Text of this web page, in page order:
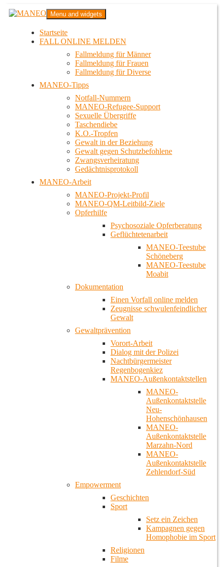
Zum
InhaltMANEO
Das schwule Anti-Gewalt-Projekt in Berlin
Menu and widgets
Startseite
FALL ONLINE MELDEN
Fallmeldung für Männer
Fallmeldung für Frauen
Fallmeldung für Diverse
MANEO-Tipps
Notfall-Nummern
MANEO-Refugee-Support
Sexuelle Übergriffe
Taschendiebe
K.O.-Tropfen
Gewalt in der Beziehung
Gewalt gegen Schutzbefohlene
Zwangsverheiratung
Gedächtnisprotokoll
MANEO-Arbeit
MANEO-Projekt-Profil
MANEO-QM-Leitbild-Ziele
Opferhilfe
Psychosoziale Opferberatung
Geflüchtetenarbeit
MANEO-Teestube
Schöneberg
MANEO-Teestube
Moabit
Dokumentation
Einen Vorfall online melden
Zeugnisse schwulenfeindlicher
Gewalt
Gewaltprävention
Vorort-Arbeit
Dialog mit der Polizei
Nachtbürgermeister
Regenbogenkiez
MANEO-Außenkontaktstellen
MANEO-
Außenkontaktstelle
Neu-
Hohenschönhausen
MANEO-
Außenkontaktstelle
Marzahn-Nord
MANEO-
Außenkontaktstelle
Zehlendorf-Süd
Empowerment
Geschichten
Sport
Setz ein Zeichen
Kampagnen gegen
Homophobie im Sport
Religionen
Filme